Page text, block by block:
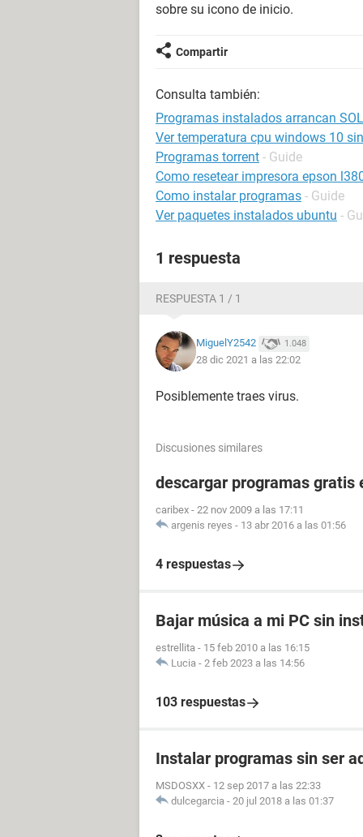
sobre su icono de inicio.
Compartir
Consulta también:
Programas instalados arrancan
Ver temperatura cpu windows 10
Programas torrent - Guide
Como resetear impresora epson
Como instalar programas - Guide
Ver paquetes instalados ubuntu -
1 respuesta
RESPUESTA 1 / 1
MiguelY2542 1.048
28 dic 2021 a las 22:02
Posiblemente traes virus.
Discusiones similares
descargar programas gratis
caribex - 22 nov 2009 a las 17:11
argenis reyes - 13 abr 2016 a las 01:56
4 respuestas
Bajar música a mi PC sin
estrellita - 15 feb 2010 a las 16:15
Lucia - 2 feb 2023 a las 14:56
103 respuestas
Instalar programas sin ser
MSDOSXX - 12 sep 2017 a las 22:33
dulcegarcia - 20 jul 2018 a las 01:37